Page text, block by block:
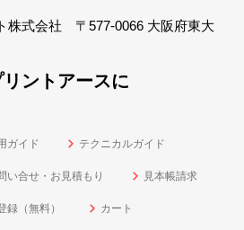
株式会社 〒577-0066 大阪府東大
ントアースに
ガイド テクニカルガイド
い合せ・お見積もり 見本帳請求
録（無料） カート